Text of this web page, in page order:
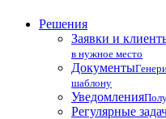
Решения
Заявки и
в нужное место
Документы
шаблону
Уведомления
Регулярные